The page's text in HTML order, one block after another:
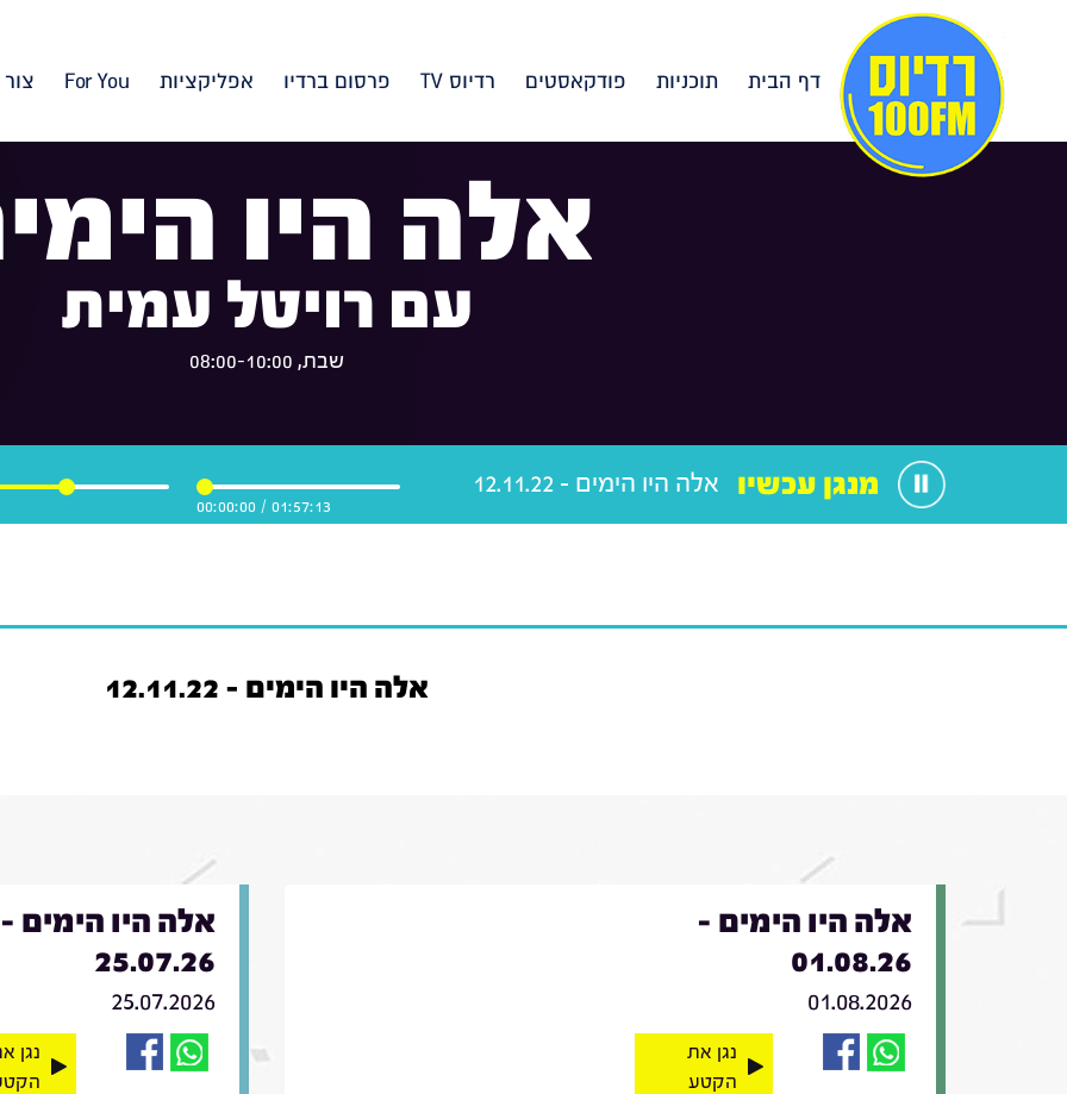
דף הבית תוכניות פודקאסטים רדיוס TV פרסום ברדיו אפליקציות For You
אלה היו
עם רויטל עמית
שבת, 08:00-10:00
01:57:13
/
00:00:00
מנגן עכשיו אלה היו הימים - 12.11.22
אלה היו הימים - 12.11.22
אלה היו הימים -
01.08.26
01.08.2026
נגן את
הקטע
אלה היו הימים -
25.07.26
25.07.2026
נגן